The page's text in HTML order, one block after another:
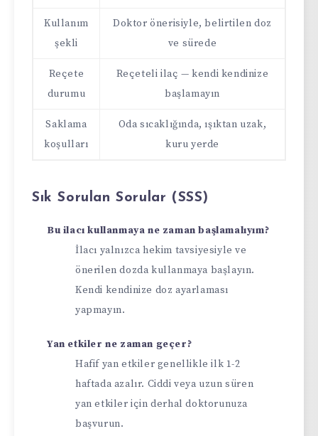
Kullanım
şekli
Doktor önerisiyle, belirtilen doz
ve sürede
Reçete
durumu
Reçeteli ilaç — kendi kendinize
başlamayın
Saklama
koşulları
Oda sıcaklığında, ışıktan uzak,
kuru yerde
Sık Sorulan Sorular (SSS)
Bu ilacı kullanmaya ne zaman başlamalıyım?
İlacı yalnızca hekim tavsiyesiyle ve
önerilen dozda kullanmaya başlayın.
Kendi kendinize doz ayarlaması
yapmayın.
Yan etkiler ne zaman geçer?
Hafif yan etkiler genellikle ilk 1-2
haftada azalır. Ciddi veya uzun süren
yan etkiler için derhal doktorunuza
başvurun.